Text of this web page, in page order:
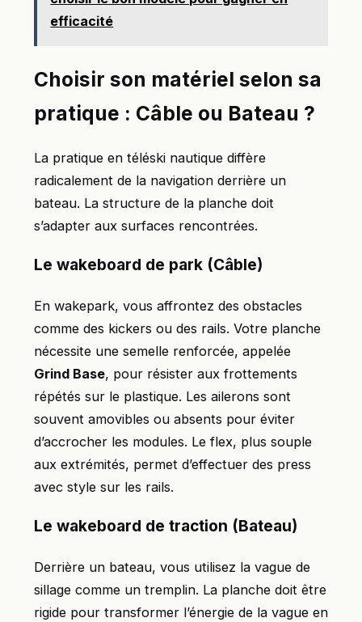
efficacité
Choisir son matériel selon sa
pratique : Câble ou Bateau ?
La pratique en téléski nautique diffère
radicalement de la navigation derrière un
bateau. La structure de la planche doit
s’adapter aux surfaces rencontrées.
Le wakeboard de park (Câble)
En wakepark, vous affrontez des obstacles
comme des kickers ou des rails. Votre planche
nécessite une semelle renforcée, appelée
Grind Base, pour résister aux frottements
répétés sur le plastique. Les ailerons sont
souvent amovibles ou absents pour éviter
d’accrocher les modules. Le flex, plus souple
aux extrémités, permet d’effectuer des press
avec style sur les rails.
Le wakeboard de traction (Bateau)
Derrière un bateau, vous utilisez la vague de
sillage comme un tremplin. La planche doit être
rigide pour transformer l’énergie de la vague en